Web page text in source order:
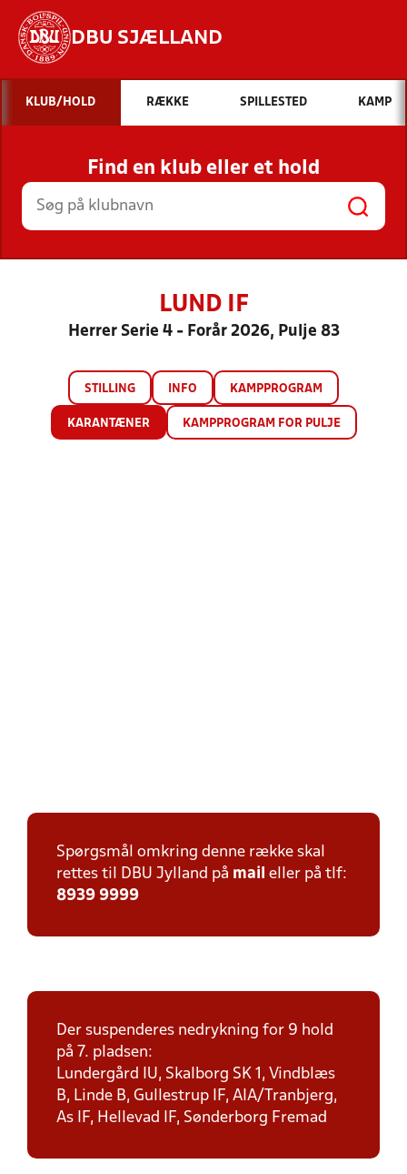
DBU SJÆLLAND
Hvad vil du søge efter?
INDHOLD OG NYHEDER
STILLINGER, RESULTATER, KLUBBER OG
HOLD
KLUB/HOLD RÆKKE SPILLESTED KAMP
Find en klub eller et hold
LUND IF
Herrer Serie 4 - Forår 2026, Pulje 83
STILLING INFO KAMPPROGRAM
KARANTÆNER KAMPPROGRAM FOR PULJE
Spørgsmål omkring denne række skal
rettes til DBU Jylland på mail eller på tlf:
8939 9999
Der suspenderes nedrykning for 9 hold
på 7. pladsen:
Lundergård IU, Skalborg SK 1, Vindblæs
B, Linde B, Gullestrup IF, AIA/Tranbjerg,
As IF, Hellevad IF, Sønderborg Fremad